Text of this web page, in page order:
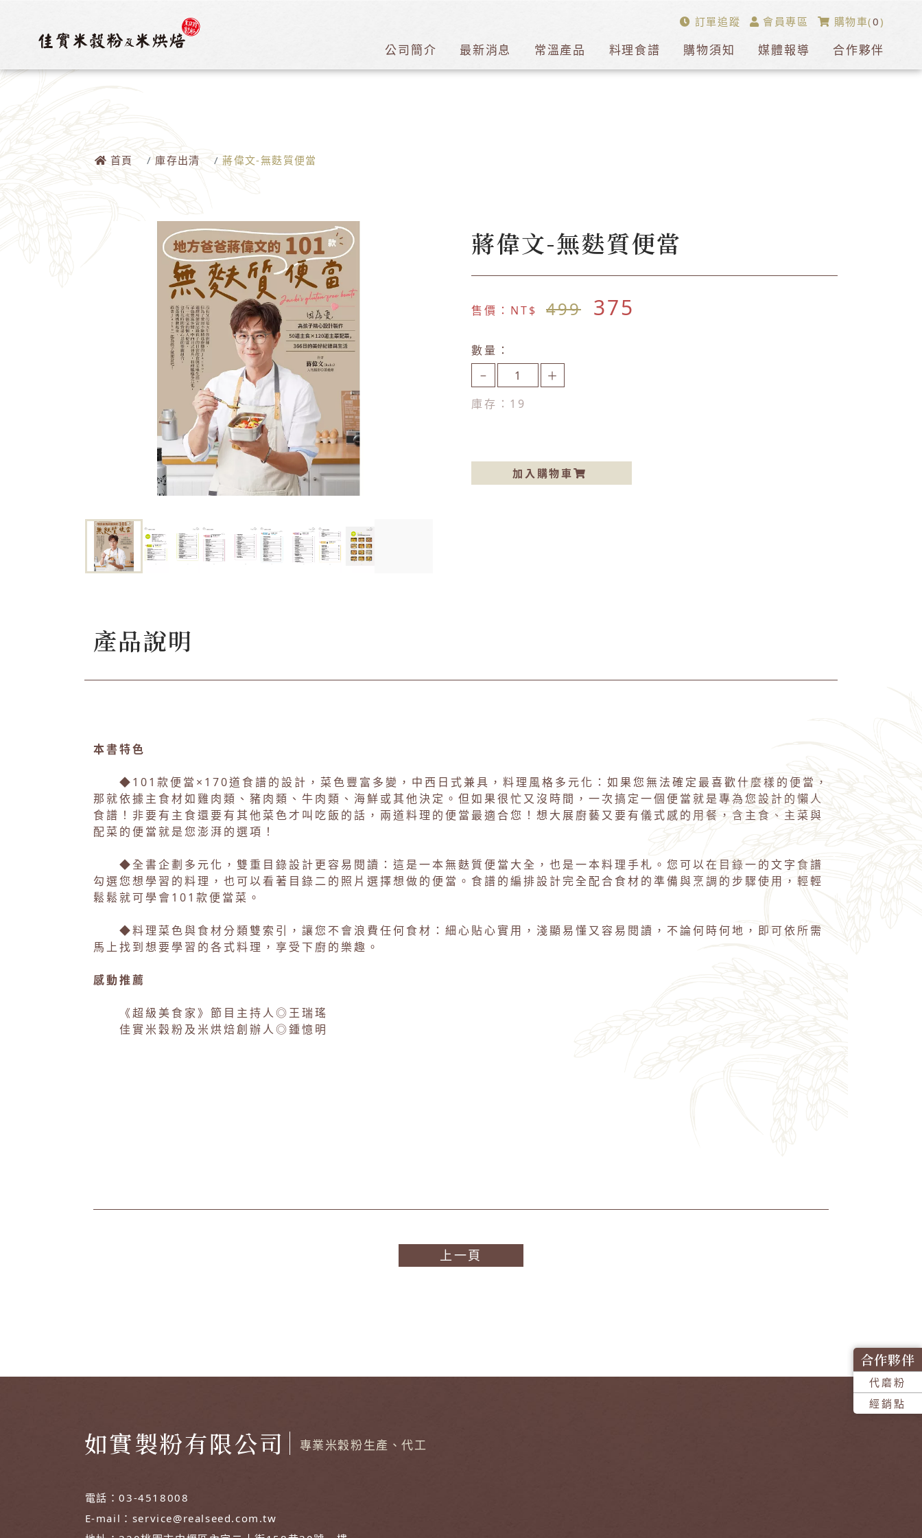
合作夥伴
代磨粉
經銷點
公司簡介 最新消息 常溫產品 料理食譜 購物須知 媒體報導 合作夥伴
訂單追蹤 會員專區 購物車(0)
首頁 庫存出清 蔣偉文-無麩質便當
蔣偉文-無麩質便當
售價：NT$ 499 375
數量：
−
＋
庫存： 19
加入購物車
產品說明
本書特色
◆101款便當×170道食譜的設計，菜色豐富多變，中西日式兼具，料理風格多元化：如果您無法確定最喜歡什麼樣的便當，
那就依據主食材如雞肉類、豬肉類、牛肉類、海鮮或其他決定。但如果很忙又沒時間，一次搞定一個便當就是專為您設計的懶人
食譜！非要有主食還要有其他菜色才叫吃飯的話，兩道料理的便當最適合您！想大展廚藝又要有儀式感的用餐，含主食、主菜與
配菜的便當就是您澎湃的選項！
◆全書企劃多元化，雙重目錄設計更容易閱讀：這是一本無麩質便當大全，也是一本料理手札。您可以在目錄一的文字食譜
勾選您想學習的料理，也可以看著目錄二的照片選擇想做的便當。食譜的編排設計完全配合食材的準備與烹調的步驟使用，輕輕
鬆鬆就可學會101款便當菜。
◆料理菜色與食材分類雙索引，讓您不會浪費任何食材：細心貼心實用，淺顯易懂又容易閱讀，不論何時何地，即可依所需
馬上找到想要學習的各式料理，享受下廚的樂趣。
感動推薦
《超級美食家》節目主持人◎王瑞瑤
佳實米穀粉及米烘焙創辦人◎鍾憶明
上一頁
如實製粉有限公司 專業米穀粉生產、代工
電話：03-4518008
E-mail： service@realseed.com.tw